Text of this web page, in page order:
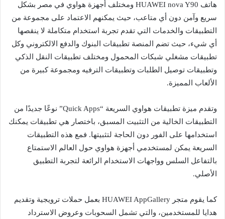
هاتف HUAWEI nova Y90 ومختلف أجهزة هواوي في مصر بشكل
سريع وآمن دون أي متاعب، حيث يمكنهم الاعتماد على مجموعة من
التطبيقات والخدمات التي تقدم تجربة استخدام متكاملة لا ينقصها
أي شيء، حيث تضم المنصة تطبيقات البنوك والدفع الالكتروني وكل
تطبيقات مشغلي شبكات المحمول ومختلف تطبيقات النقل الذكي
وتطبيقات توصيل الطلبات وتطبيقات الترفيه ومجموعة كبيرة من
الألعاب المميزة.
وتقدم ميزة تطبيقات هواوي السريعة “Quick Apps” نوعًا جديدًا من
التطبيقات الخالية من التثبيت المسبق، باختصار هي تطبيقات يمكنك
استخدامها على الفور دون الحاجة لتثبيتها. فمع هذه التطبيقات
السريعة يمكن لمستخدمي أجهزة هواوي حول العالم الاستمتاع
بالتفاعل السلس وواجهات الاستخدام الرائعة لتجربة التطبيق
الأصلي.
كما يقوم متجر HUAWEI AppGallery بعمل حملات ترويجية وتقديم
هدايا للمستخدمين، والتي تشمل السحوبات وعروض الاسترداد